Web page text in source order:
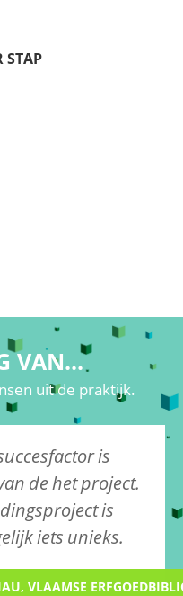
STAP
VAN...
uit de praktijk.
is
dehetproject.
is
iets unieks.
VLAAMSE